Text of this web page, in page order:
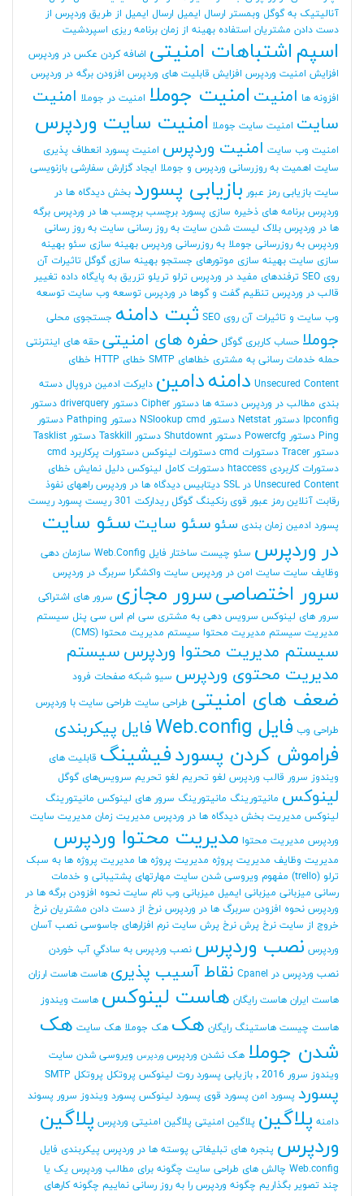
آنالیتیک به گوگل وبمستر ارسال ایمیل ارسال ایمیل از طریق وردپرس از
دست دادن مشتریان استفاده بهینه از زمان برنامه ریزی اسپردشیت
اسپم اشتباهات امنیتی اضافه کردن عکس در وردپرس
افزایش امنیت وردپرس افزایش قابلیت های وردپرس افزودن برگه در وردپرس
افزونه ها امنیت امنیت جوملا امنیت در جوملا امنیت
سایت امنیت سایت جوملا امنیت سایت وردپرس
امنیت وب سایت امنیت وردپرس امنیت پسورد انعطاف پذیری
سایت اهمیت به روزرسانی وردپرس و جوملا ایجاد گزارش سفارشی بازنویسی
سایت بازیابی رمز عبور بازیابی پسورد بخش دیدگاه ها در
وردپرس برنامه های ذخیره سازی پسورد برچسب برچسب ها در وردپرس برگه
ها در وردپرس بلاک لیست شدن سایت به روز رسانی سایت به روز رسانی
وردپرس به روزرسانی جوملا به روزرسانی وردپرس بهینه سازی سئو بهینه
سازی سایت بهینه سازی موتورهای جستجو بهینه سازی گوگل تاثیرات آن
روی SEO
ترفندهای مفید در وردپرس ترلو تریلو تزریق به پایگاه داده تغییر
قالب در وردپرس تنظیم گفت و گوها در وردپرس توسعه وب سایت توسعه
وب سایت و تاثیرات آن روی SEO
ثبت دامنه جستجوی محلی
جوملا حساب کاربری گوگل حفره های امنیتی حقه های اینترنتی
حمله خدمات رسانی به مشتری خطاهای SMTP خطای HTTP
خطای
Unsecured Content دامنهدامین دایرکت ادمین دروپال دسته
بندی مطالب در وردپرس دسته ها دستور Cipher دستور driverquery
دستور
Ipconfig دستور Netstat دستور NSlookup cmd دستور Pathping
دستور
Ping دستور Powercfg دستور Shutdownt دستور Taskkill
دستور Tasklist
دستور Tracer
دستورات cmd دستورات لینوکس دستورات پرکاربرد cmd
دستورات کاربردی htaccess
دستورات کامل لینوکس دلیل نمایش خطای
Unsecured Content در SSL
دیتابیس دیدگاه ها در وردپرس راههای نفوذ
رقابت آنلاین رمز عبور قوی رنکینگ گوگل ریدارکت 301 ریست پسورد ریست
پسورد ادمین زمان بندی سئو سئو سایت سئو سایت
در وردپرس سئو چیست ساختار فایل Web.Config
سازمان دهی
وظایف سایت سایت امن در وردپرس سایت واکشگرا سربرگ در وردپرس
سرور اختصاصیسرور مجازی سرور های اشتراکی
سرور های لینوکس سرویس دهی به مشتری سی ام اس سی پنل سیستم
مدیریت سیستم مدیریت محتوا سیستم مدیریت محتوا (CMS)
سیستم مدیریت محتوا وردپرس سیستم
مدیریت محتوی وردپرس سیو شبکه صفحات فرود
ضعف های امنیتی طراحی سایت طراحی سایت با وردپرس
طراحی وب فایل Web.config فایل پیکربندی
فراموش کردن پسوردفیشینگ قابلیت های
ویندوز سرور قالب وردپرس لغو تحریم لغو تحریم سرویس‌های گوگل
لینوکس مانیتورینگ مانیتورینگ سرور های لینوکس مانیتورینگ
لینوکس مدیریت بخش دیدگاه ها در وردپرس مدیریت زمان مدیریت سایت
وردپرس مدیریت محتوا مدیریت محتوا وردپرس
مدیریت وظایف مدیریت پروژه مدیریت پروژه ها مدیریت پروژه ها به سبک
ترلو (trello)
مفهوم ویروسی شدن سایت مهارتهای پشتیبانی و خدمات
رسانی میزبانی میزبانی ایمیل میزبانی وب نام سایت نحوه افزودن برگه ها در
وردپرس نحوه افزودن سربرگ ها در وردپرس نرخ از دست دادن مشتریان نرخ
خروج از سایت نرخ پرش نرخ پرش سایت نرم افزارهای جاسوسی نصب آسان
وردپرس نصب وردپرس نصب وردپرس به سادگي آب خوردن
نصب وردپرس در Cpanel
نقاط آسیب پذیری هاست هاست ارزان
هاست ایران هاست رایگان هاست لینوکس هاست ویندوز
هاست چیست هاستینگ رایگان هک هک جوملا هک سایت هک
شدن جوملا هک نشدن وردپرس وردپرس ویروسی شدن سایت
ویندوز سرور 2016
٬ بازیابی پسورد روت لینوکس پروتکل پروتکل SMTP
پسورد پسورد امن پسورد قوی پسورد لینوکس پسورد ویندوز سرور پسوند
دامنه پلاگین پلاگین امنیتی پلاگین امنیتی وردپرس پلاگین
وردپرس پنجره های تبلیغاتی پوسته ها در وردپرس پیکربندی فایل
Web.config چالش های طراحی سایت چگونه برای مطالب وردپرس یک یا
چند تصویر بگذاریم چگونه وردپرس را به روز رسانی نماییم چگونه کارهای